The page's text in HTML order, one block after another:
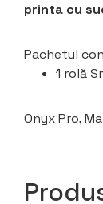
printa cu
Pachetul
1 rolă
Onyx Pro,